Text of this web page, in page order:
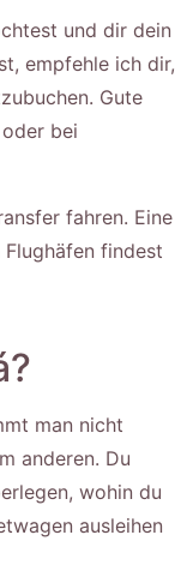
und dir dein
empfehle ich dir,
Gute
bei
fahren. Eine
findest
man nicht
anderen. Du
wohin du
ausleihen